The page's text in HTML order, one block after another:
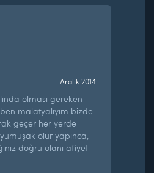
Aralık 2014
olması gereken
malatyalıyım bizde
geçer her yerde
olur yapınca,
doğru olanı afiyet